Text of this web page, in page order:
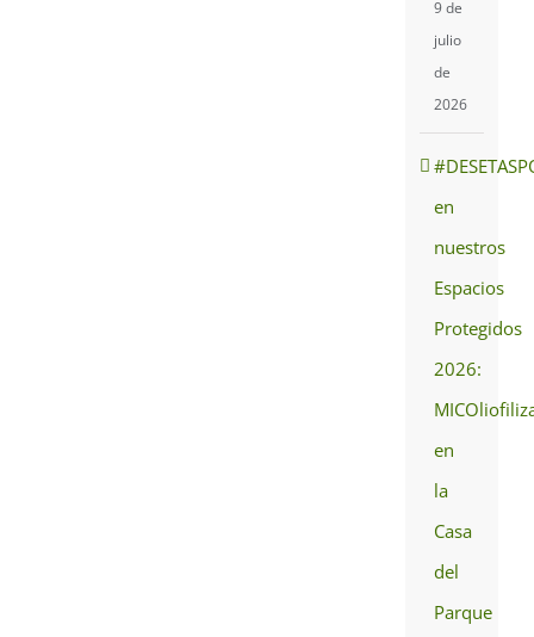
9 de
julio
de
2026
en
nuestros
Espacios
Protegidos
2026:
en
la
Casa
del
Parque